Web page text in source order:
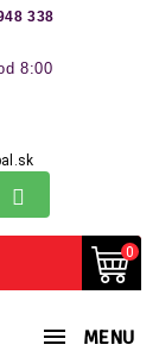
338
8:00
0
MENU